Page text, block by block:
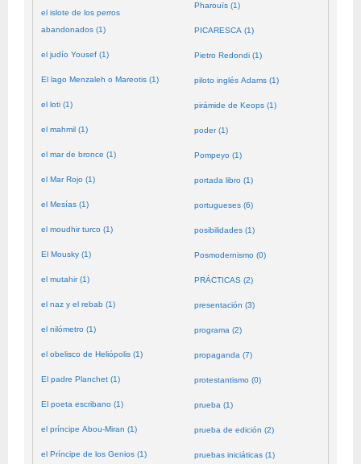
el islote de los perros
abandonados (1)
el judío Yousef (1)
El lago Menzaleh o Mareotis (1)
el loti (1)
el mahmil (1)
el mar de bronce (1)
el Mar Rojo (1)
el Mesías (1)
el moudhir turco (1)
El Mousky (1)
el mutahir (1)
el naz y el rebab (1)
el nilómetro (1)
el obelisco de Heliópolis (1)
El padre Planchet (1)
El poeta escribano (1)
el príncipe Abou-Miran (1)
el Príncipe de los Genios (1)
Pharouïs (1)
PICARESCA (1)
Pietro Redondi (1)
piloto inglés Adams (1)
pirámide de Keops (1)
poder (1)
Pompeyo (1)
portada libro (1)
portugueses (6)
posibilidades (1)
Posmodernismo (0)
PRÁCTICAS (2)
presentación (3)
programa (2)
propaganda (7)
protestantismo (0)
prueba (1)
prueba de edición (2)
pruebas iniciáticas (1)